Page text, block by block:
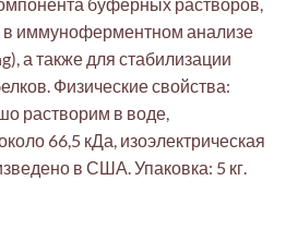
в иммуноферментном анализе
а также для стабилизации
Физические свойства:
растворим в воде,
66,5 кДа, изоэлектрическая
в США. Упаковка: 5 кг.